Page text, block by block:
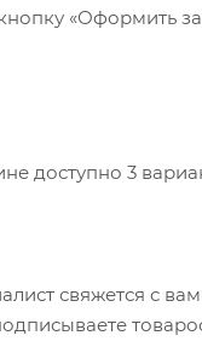
«Оформить
доступно 3
свяжется с